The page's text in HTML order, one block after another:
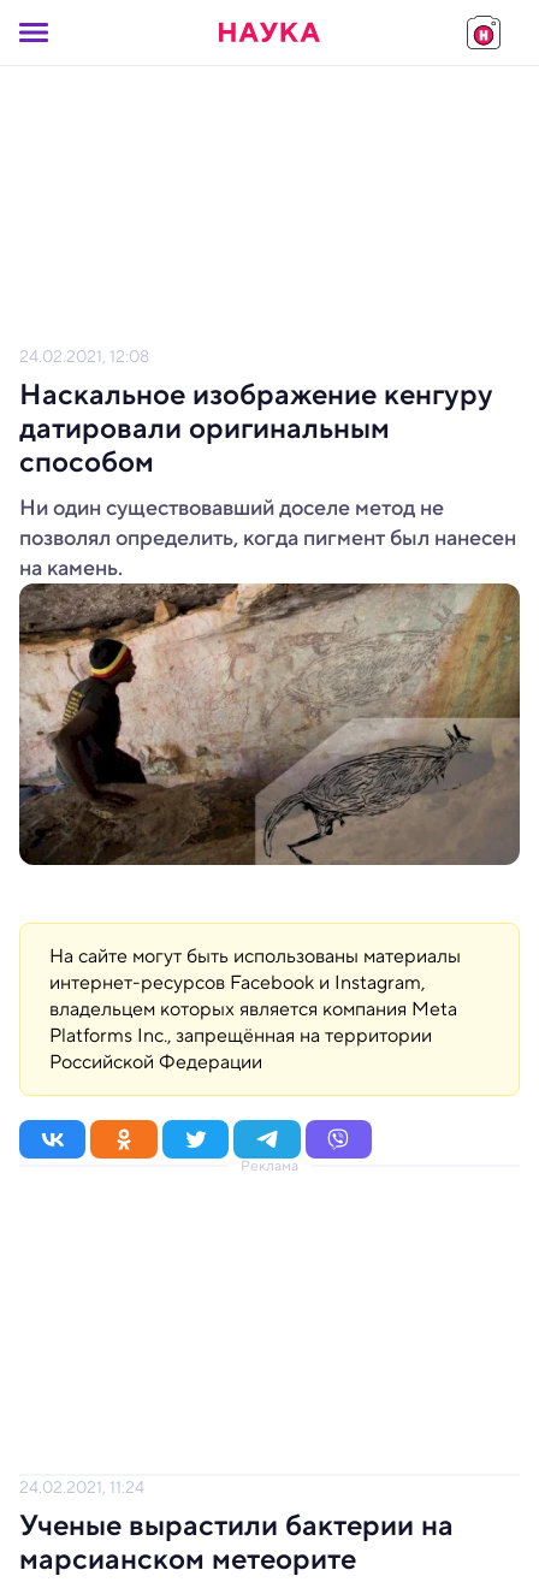
24.02.2021, 12:08
Наскальное изображение кенгуру
датировали оригинальным
способом
Ни один существовавший доселе метод не
позволял определить, когда пигмент был нанесен
на камень.
На сайте могут быть использованы материалы
интернет-ресурсов Facebook и Instagram,
владельцем которых является компания Meta
Platforms Inc., запрещённая на территории
Российской Федерации
Реклама
24.02.2021, 11:24
Ученые вырастили бактерии на
марсианском метеорите